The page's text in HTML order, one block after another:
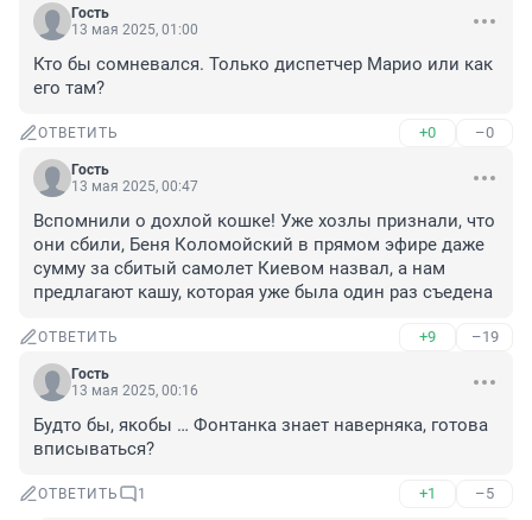
Гость
13 мая 2025, 01:00
Кто бы сомневался. Только диспетчер Марио или как
его там?
ОТВЕТИТЬ +0 –0
Гость
13 мая 2025, 00:47
Вспомнили о дохлой кошке! Уже хозлы признали, что
они сбили, Беня Коломойский в прямом эфире даже
сумму за сбитый самолет Киевом назвал, а нам
предлагают кашу, которая уже была один раз съедена
ОТВЕТИТЬ +9 –19
Гость
13 мая 2025, 00:16
Будто бы, якобы … Фонтанка знает наверняка, готова
вписываться?
ОТВЕТИТЬ 1 +1 –5